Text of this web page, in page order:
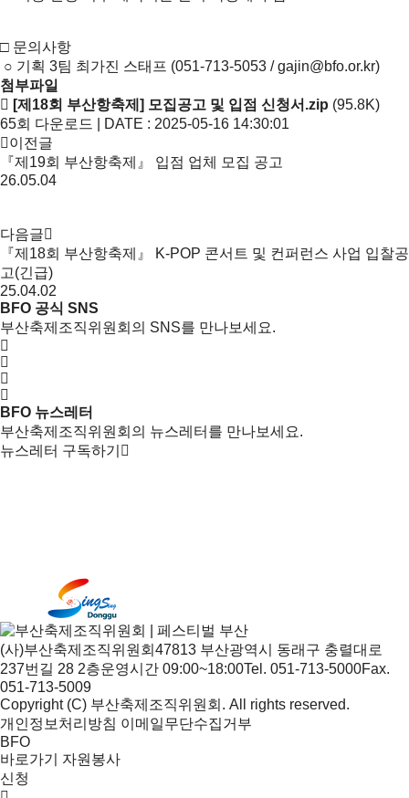
□ 문의사항
○ 기획 3팀 최가진 스태프 (051-713-5053 / gajin@bfo.or.kr)
첨부파일
[제18회 부산항축제] 모집공고 및 입점 신청서.zip (95.8K)
65회 다운로드 | DATE : 2025-05-16 14:30:01
이전글
『제19회 부산항축제』 입점 업체 모집 공고
26.05.04
다음글
『제18회 부산항축제』 K-POP 콘서트 및 컨퍼런스 사업 입찰공
고(긴급)
25.04.02
BFO 공식 SNS
부산축제조직위원회의 SNS를 만나보세요.
BFO 뉴스레터
부산축제조직위원회의 뉴스레터를 만나보세요.
뉴스레터 구독하기
(사)부산축제조직위원회 47813 부산광역시 동래구 충렬대로
237번길 28 2층운영시간 09:00~18:00Tel. 051-713-5000Fax.
051-713-5009
Copyright (C) 부산축제조직위원회. All rights reserved.
개인정보처리방침 이메일무단수집거부
BFO
바로가기
자원봉사
신청